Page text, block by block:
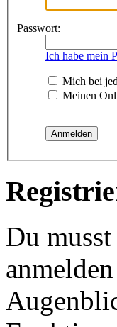
Passwort:
Ich habe mein
Mich bei
Meinen
Du